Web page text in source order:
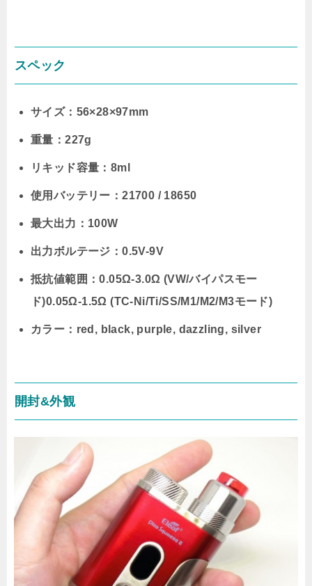
スペック
サイズ：56×28×97mm
重量：227g
リキッド容量：8ml
使用バッテリー：21700 / 18650
最大出力：100W
出力ボルテージ：0.5V-9V
抵抗値範囲：0.05Ω-3.0Ω (VW/バイパスモー
ド)0.05Ω-1.5Ω (TC-Ni/Ti/SS/M1/M2/M3モード)
カラー：red, black, purple, dazzling, silver
開封&外観